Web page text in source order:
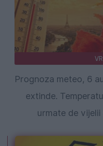
Prognoza meteo, 6
extinde.
urmate de